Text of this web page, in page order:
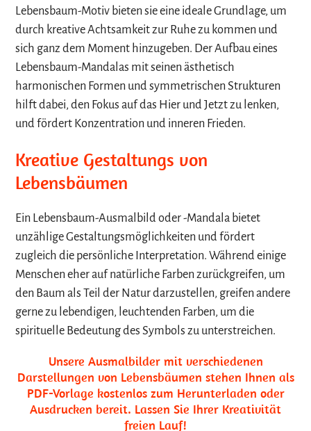
Lebensbaum-Motiv bieten sie eine ideale Grundlage, um
durch kreative Achtsamkeit zur Ruhe zu kommen und
sich ganz dem Moment hinzugeben. Der Aufbau eines
Lebensbaum-Mandalas mit seinen ästhetisch
harmonischen Formen und symmetrischen Strukturen
hilft dabei, den Fokus auf das Hier und Jetzt zu lenken,
und fördert Konzentration und inneren Frieden.
Kreative Gestaltungs von
Lebensbäumen
Ein Lebensbaum-Ausmalbild oder -Mandala bietet
unzählige Gestaltungsmöglichkeiten und fördert
zugleich die persönliche Interpretation. Während einige
Menschen eher auf natürliche Farben zurückgreifen, um
den Baum als Teil der Natur darzustellen, greifen andere
gerne zu lebendigen, leuchtenden Farben, um die
spirituelle Bedeutung des Symbols zu unterstreichen.
Unsere Ausmalbilder mit verschiedenen
Darstellungen von Lebensbäumen stehen Ihnen als
PDF-Vorlage kostenlos zum Herunterladen oder
Ausdrucken bereit. Lassen Sie Ihrer Kreativität
freien Lauf!